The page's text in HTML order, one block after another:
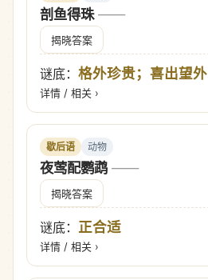
剖鱼得珠——
揭晓答案
谜底： 格外珍贵；喜出望外
详情 / 相关 ›
歇后语 动物
夜莺配鹦鹉 ——
揭晓答案
谜底： 正合适
详情 / 相关 ›